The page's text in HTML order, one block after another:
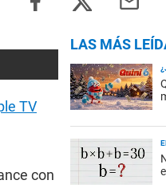
TV
con
LAS MÁS